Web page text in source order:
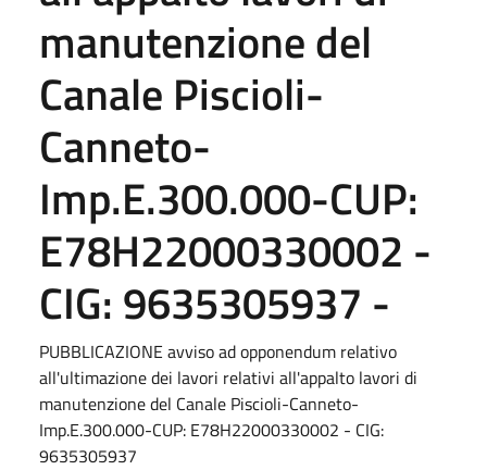
manutenzione del
Canale Piscioli-
Canneto-
Imp.E.300.000-CUP:
E78H22000330002 -
CIG: 9635305937 -
PUBBLICAZIONE avviso ad opponendum relativo
all'ultimazione dei lavori relativi all'appalto lavori di
manutenzione del Canale Piscioli-Canneto-
Imp.E.300.000-CUP: E78H22000330002 - CIG:
9635305937